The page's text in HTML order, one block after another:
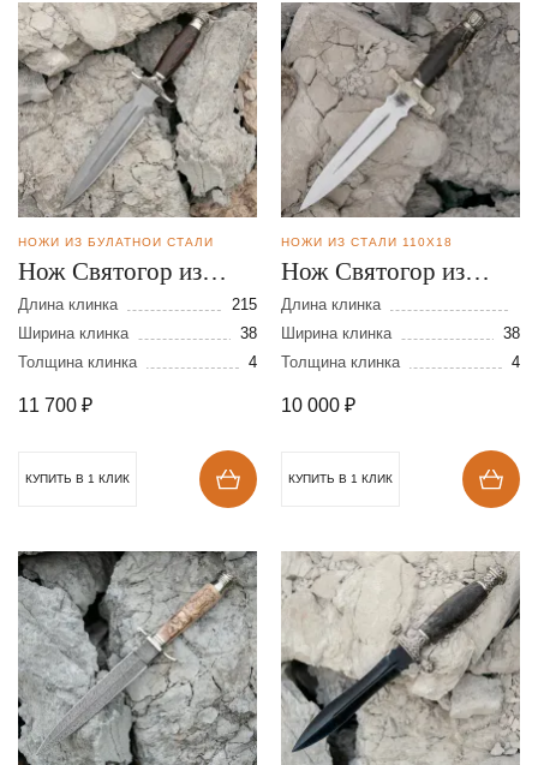
НОЖИ ИЗ БУЛАТНОЙ СТАЛИ
Нож Святогор из
булатной стали
Длина клинка
215
Ширина клинка
38
Толщина клинка
4
11 700 ₽
КУПИТЬ В 1 КЛИК
НОЖИ ИЗ СТАЛИ 110Х18
Нож Святогор из
стали 110Х18
Длина клинка
Ширина клинка
38
Толщина клинка
4
10 000 ₽
КУПИТЬ В 1 КЛИК